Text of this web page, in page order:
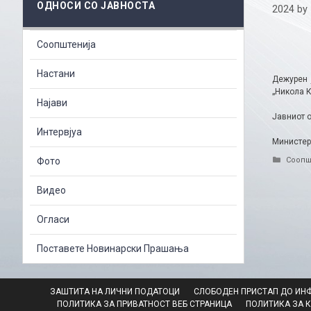
2024 by
Дежурен
„Никола
Јавниот
ОДНОСИ СО ЈАВНОСТА
Соопштенија
Настани
Најави
Интервјуа
Фото
Видео
Огласи
Поставете Новинарски Прашања
ЗАШТИТА НА ЛИЧНИ ПОДАТОЦИ СЛОБОДЕН ПРИСТАП ДО
ПОЛИТИКА ЗА ПРИВАТНОСТ ВЕБ СТРАНИЦА
ПОЛИТИКА ЗА